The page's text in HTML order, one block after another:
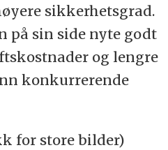
sikkerhetsgrad.
på sin side nyte godt
og lengre
konkurrerende
for store bilder)